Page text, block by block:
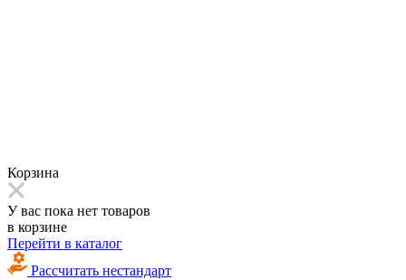
Корзина
У вас пока нет товаров
в корзине
Перейти в каталог
Рассчитать нестандарт